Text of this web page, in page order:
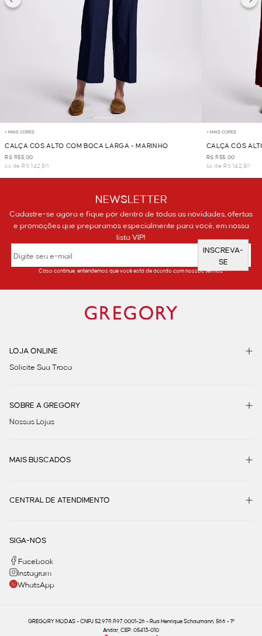
+ MAIS CORES
CALÇA CÓS ALTO COM BOCA LARGA - MARINHO
R$ 855,00
6x de R$ 142,50
+ MAIS CORES
CALÇA CÓS
R$ 855,00
6x de R$ 142,50
NEWSLETTER
Cadastre-se agora e fique por dentro de todas as novidades, ofertas
e promoções que preparamos especialmente para você, em nossa
lista VIP!
INSCREVA-
SE
Caso continue, entendemos que você está de acordo com nossos termos.
LOJA ONLINE
Solicite Sua Troca
SOBRE A GREGORY
Nossas Lojas
MAIS BUSCADOS
CENTRAL DE ATENDIMENTO
SIGA-NOS
Facebook
Instagram
WhatsApp
GREGORY MODAS - CNPJ 52.978.897.0001-26 - Rua Henrique Schaumann, 566 - 1º
Andar, CEP: 05413-010